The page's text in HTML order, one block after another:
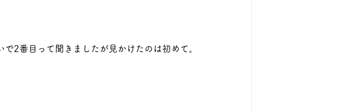
2番目って聞きましたが見かけたのは初めて。